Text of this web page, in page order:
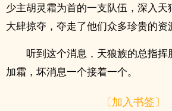
少主胡灵霜为首的一支队伍，深入天
大肆掠夺，夺走了他们众多珍贵的资
听到这个消息，天狼族的总指
加霜，坏消息一个接着一个。
〔加入书签〕